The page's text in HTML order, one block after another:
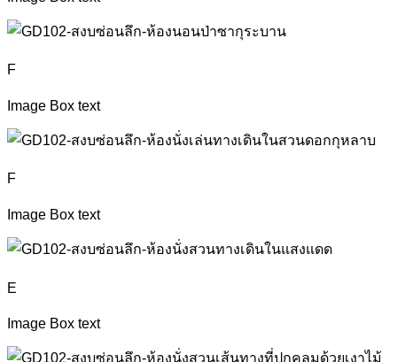
F
Image Box text
F
Image Box text
E
Image Box text